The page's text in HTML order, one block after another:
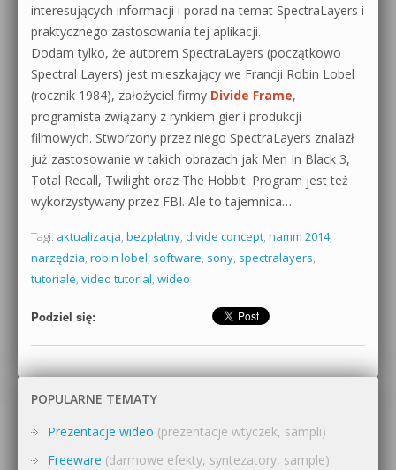
interesujących informacji i porad na temat SpectraLayers i
praktycznego zastosowania tej aplikacji.
Dodam tylko, że autorem SpectraLayers (początkowo
Spectral Layers) jest mieszkający we Francji Robin Lobel
(rocznik 1984), założyciel firmy Divide Frame,
programista związany z rynkiem gier i produkcji
filmowych. Stworzony przez niego SpectraLayers znalazł
już zastosowanie w takich obrazach jak Men In Black 3,
Total Recall, Twilight oraz The Hobbit. Program jest też
wykorzystywany przez FBI. Ale to tajemnica…
Tagi: aktualizacja, bezpłatny, divide concept, namm 2014,
narzędzia, robin lobel, software, sony, spectralayers,
tutoriale, video tutorial, wideo
Podziel się:
POPULARNE TEMATY
Prezentacje wideo (prezentacje wtyczek, sampli)
Freeware (darmowe efekty, syntezatory, sample)